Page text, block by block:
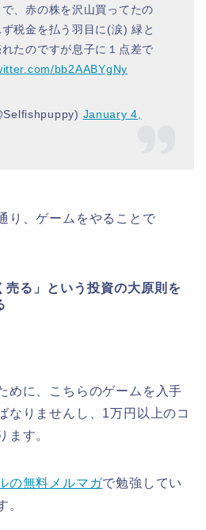
、赤の株を沢山買ってたの
税金を払う羽目に(涙) 緑と
たのですが息子に１点差で
bb2AABYgNy
January 4,
り、ゲームをやることで
売る」という投資の大原則を
めに、こちらのゲームを入手
なりませんし、1万円以上のコ
ます。
の無料メルマガで勉強してい
。